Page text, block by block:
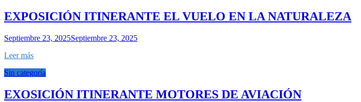
EXPOSICIÓN ITINERANTE EL VUELO EN LA NATURALEZA
Septiembre 23, 2025Septiembre 23, 2025
Leer más
Sin categoría
EXOSICIÓN ITINERANTE MOTORES DE AVIACIÓN